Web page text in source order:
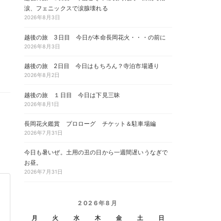
涙、フェニックスで涙腺壊れる
2026年8月3日
越後の旅 3日目 今日が本命長岡花火・・・の前に
2026年8月3日
越後の旅 2日目 今日はもちろん？寺泊市場通り
2026年8月2日
越後の旅 １日目 今日は下見三昧
2026年8月1日
長岡花火鑑賞 プロローグ チケット＆駐車場編
2026年7月31日
今日も暑いぜ。土用の丑の日から一週間遅いうなぎで
お昼。
2026年7月31日
2026年8月
月
火 水 木 金 土 日